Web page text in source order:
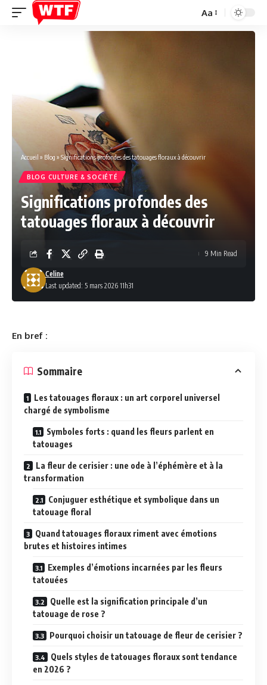
Font
Resizer
Aa
Accueil » Blog » Significations profondes des tatouages floraux à découvrir
BLOG CULTURE & SOCIÉTÉ
Significations profondes des
tatouages floraux à découvrir
Last updated: 5 mars 2026 11h31
Celine
9 Min Read
En bref :
Sommaire
Les tatouages floraux : un art corporel universel
chargé de symbolisme
Symboles forts : quand les fleurs parlent en
tatouages
La fleur de cerisier : une ode à l’éphémère et à la
transformation
Conjuguer esthétique et symbolique dans un
tatouage floral
Quand tatouages floraux riment avec émotions
brutes et histoires intimes
Exemples d’émotions incarnées par les fleurs
tatouées
Quelle est la signification principale d’un
tatouage de rose ?
Pourquoi choisir un tatouage de fleur de cerisier ?
Quels styles de tatouages floraux sont tendance
en 2026 ?